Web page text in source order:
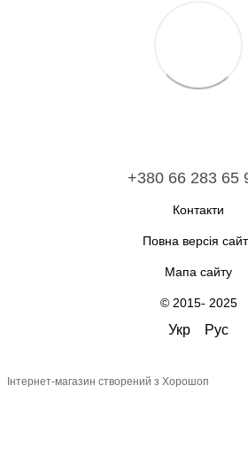
+380 66 283 65
Контакти
Повна версія
Мапа сайту
© 2015- 2025
Укр Рус
Інтернет-магазин створений з Хорошоп